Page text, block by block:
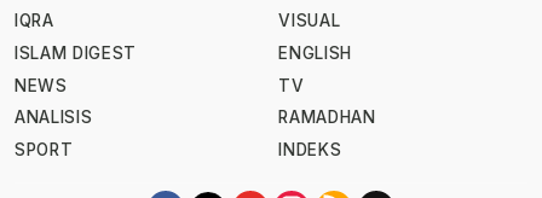
IQRA
ISLAM DIGEST
NEWS
ANALISIS
SPORT
VISUAL
ENGLISH
TV
RAMADHAN
INDEKS